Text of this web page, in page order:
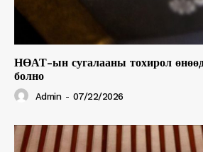
НӨАТ-ын сугалааны тохирол
болно
Admin - 07/22/2026